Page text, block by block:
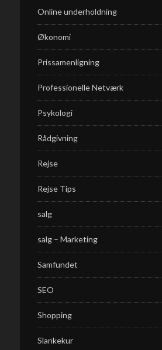
Online underholdning
Økonomi
Prissamenligning
Professionelle Netværk
Psykologi
Rådgivning
Rejse
Rejse Tips
salg
salg – Marketing
Samfundet
SEO
Shopping
Slankekur